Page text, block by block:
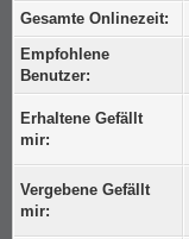
Gesamte Onlinezeit:
Empfohlene
Benutzer:
Erhaltene Gefällt
mir:
Vergebene Gefällt
mir: